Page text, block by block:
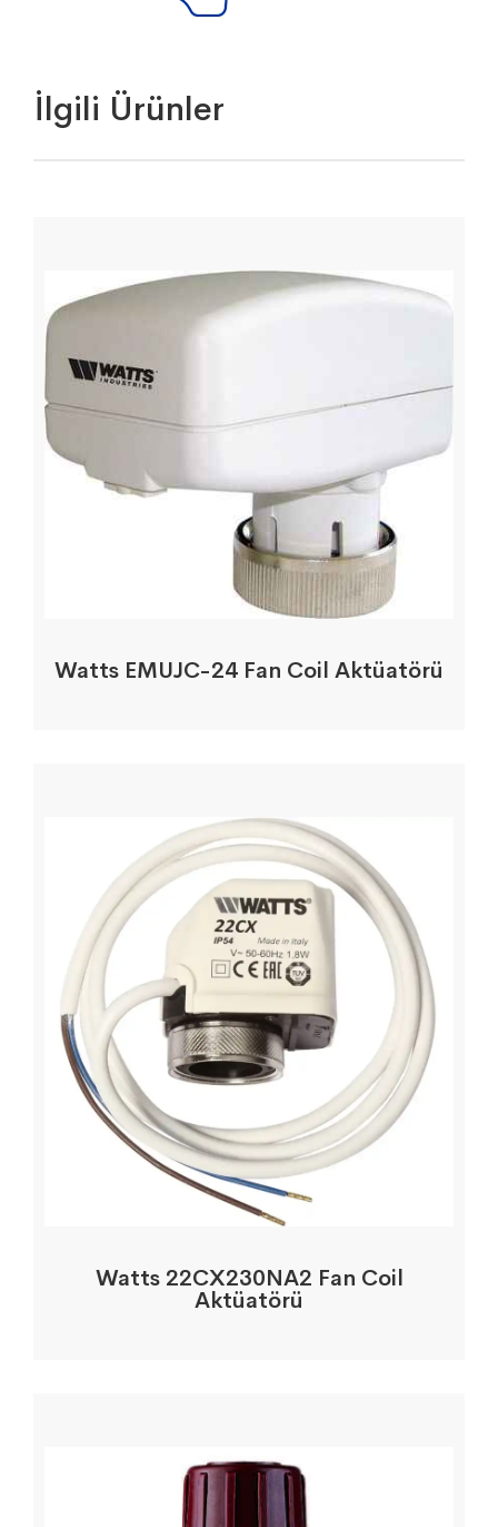
İlgili Ürünler
Watts EMUJC-24 Fan Coil Aktüatörü
Watts 22CX230NA2 Fan Coil
Aktüatörü